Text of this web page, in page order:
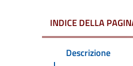
INDICE DELLA
Descrizione